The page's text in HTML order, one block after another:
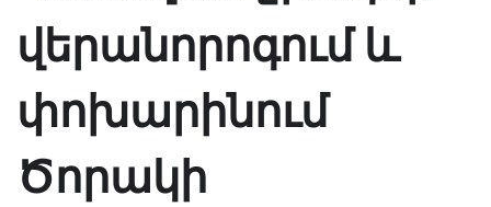
վերանորոգում և
փոխարինում
Ծորակի